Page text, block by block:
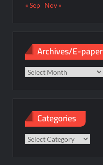
« Sep Nov »
Archives/E-paper
Categories
Categories